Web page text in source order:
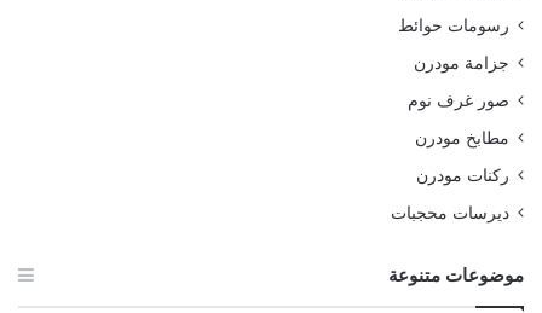
رسومات حوائط
جزامة مودرن
صور غرف نوم
مطابخ مودرن
ركنات مودرن
ديرسات محجبات
موضوعات متنوعة